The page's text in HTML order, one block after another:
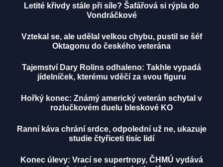
Letité křivdy stále při síle? Šafářová si rýpla do
Vondráčkové
Vztekal se, ale udělal velkou chybu, pustil se šéf
Oktagonu do českého veterána
Tajemství Dary Rolins odhaleno: Takhle vypadá
jídelníček, kterému vděčí za svou figuru
Hořký konec: Známý americký veterán schytal v
rozlučkovém duelu bleskové KO
Ranní káva chrání srdce, odpolední už ne, ukazuje
studie čtyřiceti tisíc lidí
Konec úlevy: Vrací se supertropy, ČHMÚ vydává